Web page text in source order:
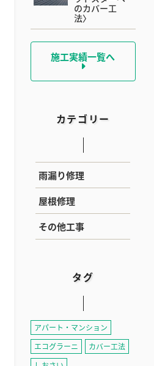
のカバー工
法〉
施工実績一覧へ
カテゴリー
雨漏り修理
屋根修理
その他工事
タグ
アパート・マンション
エコグラーニ
カバー工法